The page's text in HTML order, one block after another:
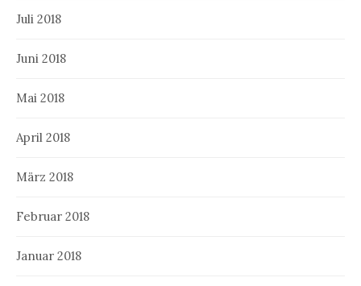
Juli 2018
Juni 2018
Mai 2018
April 2018
März 2018
Februar 2018
Januar 2018